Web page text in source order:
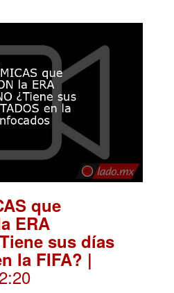
que
ERA
sus días
la FIFA? |